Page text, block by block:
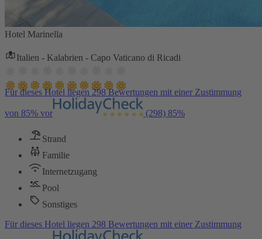
Hotel Marinella
Italien - Kalabrien - Capo Vaticano di Ricadi
Für dieses Hotel liegen 298 Bewertungen mit einer Zustimmung
von 85% vor (298) 85%
Strand
Familie
Internetzugang
Pool
Sonstiges
Für dieses Hotel liegen 298 Bewertungen mit einer Zustimmung